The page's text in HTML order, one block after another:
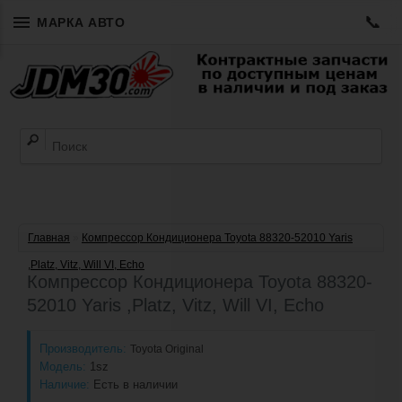
МАРКА АВТО 📞
Главная Компрессор Кондиционера Toyota 88320-52010 Yaris
,Platz, Vitz, Will VI, Echo
Компрессор Кондиционера Toyota 88320-
52010 Yaris ,Platz, Vitz, Will VI, Echo
Производитель: Toyota Original
Модель: 1sz
Наличие: Есть в наличии